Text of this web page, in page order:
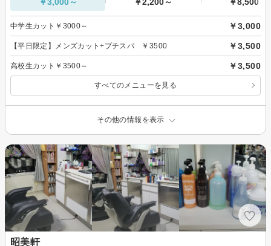
中学生カット￥3000～ ￥3,000
【平日限定】メンズカット+プチスパ ￥3500 ￥3,500
高校生カット￥3500～ ￥3,500
すべてのメニューを見る
その他の情報を表示
昭美軒